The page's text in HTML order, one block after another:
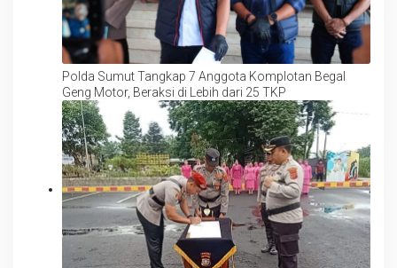
Polda Sumut Tangkap 7 Anggota Komplotan Begal
Geng Motor, Beraksi di Lebih dari 25 TKP